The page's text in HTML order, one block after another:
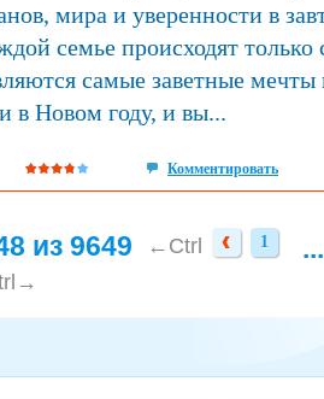
мира и уверенности в
семье происходят только
самые заветные
в Новом году, и вы...
Комментировать
из 9649 ←Ctrl 1
1 ...